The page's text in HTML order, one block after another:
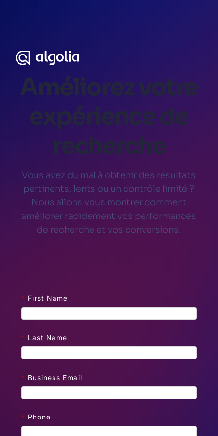
Améliorez votre
expérience de
recherche
Vous avez du mal à obtenir des résultats
pertinents, lents ou un contrôle limité ?
Nous allons vous montrer comment
améliorer rapidement vos performances
de recherche et vos conversions.
* First Name
* Last Name
* Business Email
* Phone